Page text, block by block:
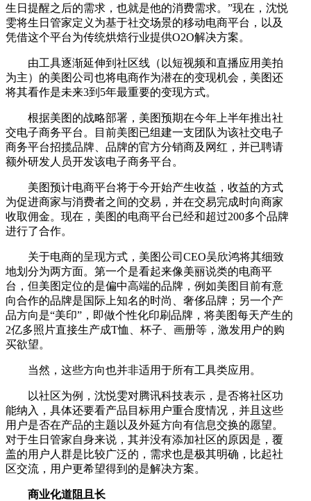
生日提醒之后的需求，也就是他的消费需求。”现在，沈悦
雯将生日管家定义为基于社交场景的移动电商平台，以及
凭借这个平台为传统烘焙行业提供O2O解决方案。
由工具逐渐延伸到社区线（以短视频和直播应用美拍
为主）的美图公司也将电商作为潜在的变现机会，美图还
将其看作是未来3到5年最重要的变现方式。
根据美图的战略部署，美图预期在今年上半年推出社
交电子商务平台。目前美图已组建一支团队为该社交电子
商务平台招揽品牌、品牌的官方分销商及网红，并已聘请
额外研发人员开发该电子商务平台。
美图预计电商平台将于今开始产生收益，收益的方式
为促进商家与消费者之间的交易，并在交易完成时向商家
收取佣金。现在，美图的电商平台已经和超过200多个品牌
进行了合作。
关于电商的呈现方式，美图公司CEO吴欣鸿将其细致
地划分为两方面。第一个是看起来像美丽说类的电商平
台，但美图定位的是偏中高端的品牌，例如美图目前有意
向合作的品牌是国际上知名的时尚、奢侈品牌；另一个产
品方向是“美印”，即做个性化印刷品牌，将美图每天产生的
2亿多照片直接生产成T恤、杯子、画册等，激发用户的购
买欲望。
当然，这些方向也并非适用于所有工具类应用。
以社区为例，沈悦雯对腾讯科技表示，是否将社区功
能纳入，具体还要看产品目标用户重合度情况，并且这些
用户是否在产品的主题以及外延方向有信息交换的愿望。
对于生日管家自身来说，其并没有添加社区的原因是，覆
盖的用户人群是比较广泛的，需求也是极其明确，比起社
区交流，用户更希望得到的是解决方案。
商业化道阻且长